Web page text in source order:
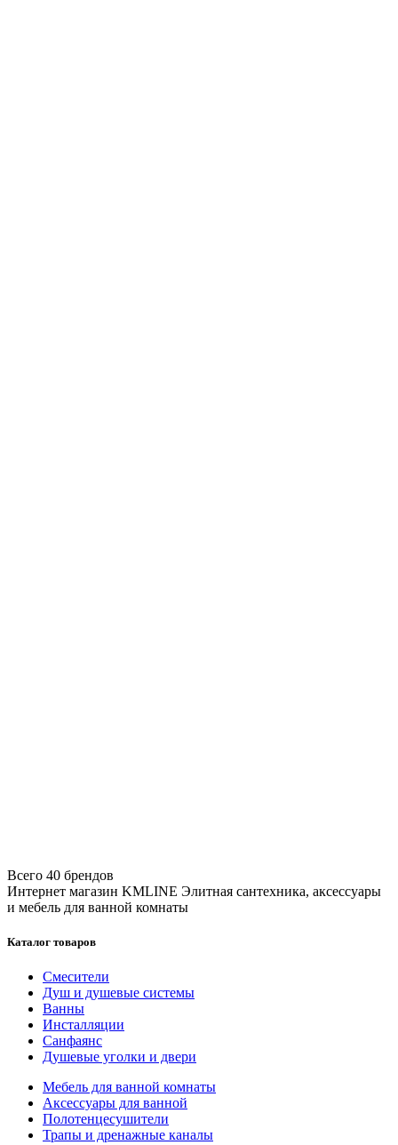
Всего 40 брендов
Интернет магазин KMLINE Элитная сантехника, аксессуары
и мебель для ванной комнаты
Каталог товаров
Смесители
Душ и душевые системы
Ванны
Инсталляции
Санфаянс
Душевые уголки и двери
Мебель для ванной комнаты
Аксессуары для ванной
Полотенцесушители
Трапы и дренажные каналы